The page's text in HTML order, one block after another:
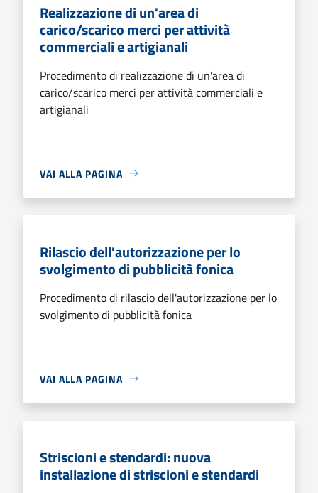
Realizzazione di un'area di
carico/scarico merci per attività
commerciali e artigianali
Procedimento di realizzazione di un'area di
carico/scarico merci per attività commerciali e
artigianali
VAI ALLA PAGINA
Rilascio dell'autorizzazione per lo
svolgimento di pubblicità fonica
Procedimento di rilascio dell'autorizzazione per lo
svolgimento di pubblicità fonica
VAI ALLA PAGINA
Striscioni e stendardi: nuova
installazione di striscioni e stendardi